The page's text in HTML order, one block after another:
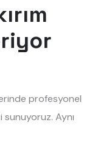
profesyonel
sunuyoruz. Aynı